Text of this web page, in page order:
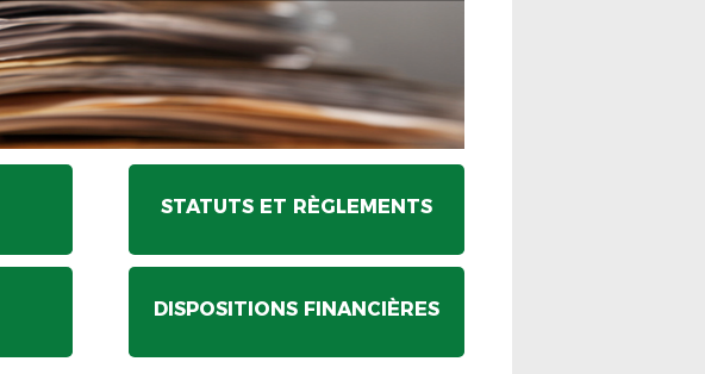
STATUTS ET RÈGLEMENTS
DISPOSITIONS FINANCIÈRES